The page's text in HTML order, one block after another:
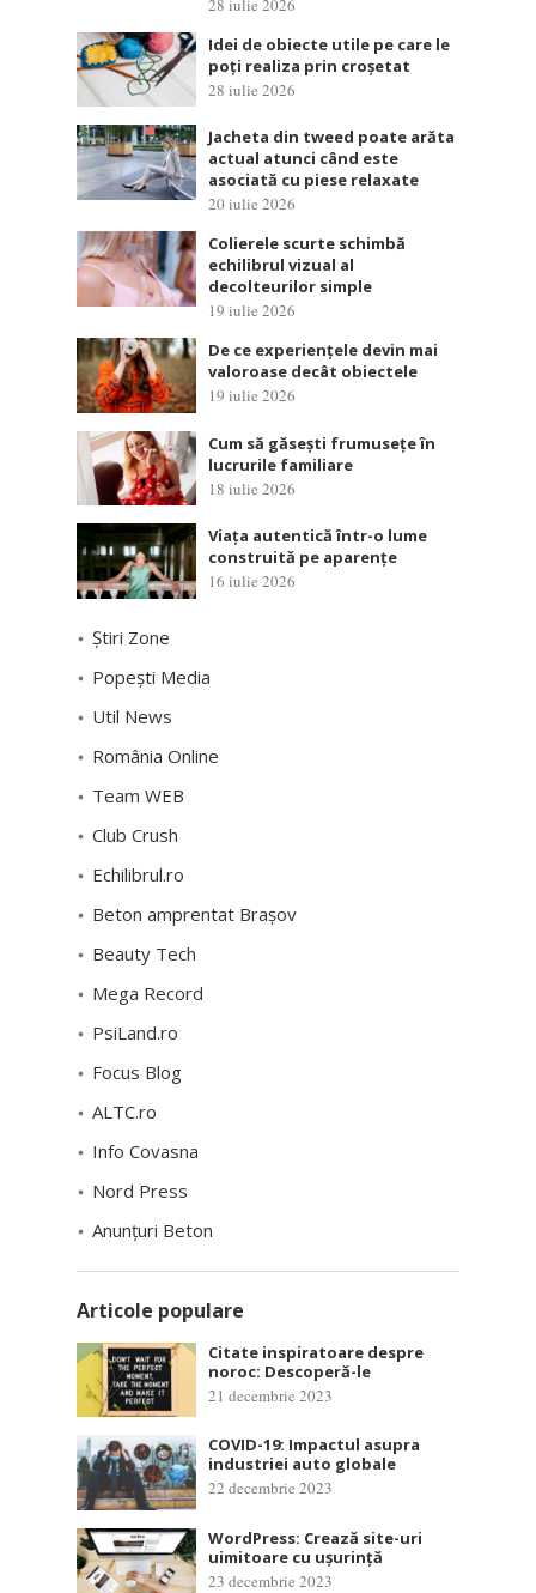
28 iulie 2026
Idei de obiecte utile pe care le
poți realiza prin croșetat
28 iulie 2026
Jacheta din tweed poate arăta
actual atunci când este
asociată cu piese relaxate
20 iulie 2026
Colierele scurte schimbă
echilibrul vizual al
decolteurilor simple
19 iulie 2026
De ce experiențele devin mai
valoroase decât obiectele
19 iulie 2026
Cum să găsești frumusețe în
lucrurile familiare
18 iulie 2026
Viața autentică într-o lume
construită pe aparențe
16 iulie 2026
Știri Zone
Popești Media
Util News
România Online
Team WEB
Club Crush
Echilibrul.ro
Beton amprentat Brașov
Beauty Tech
Mega Record
PsiLand.ro
Focus Blog
ALTC.ro
Info Covasna
Nord Press
Anunțuri Beton
Articole populare
Citate inspiratoare despre
noroc: Descoperă-le
21 decembrie 2023
COVID-19: Impactul asupra
industriei auto globale
22 decembrie 2023
WordPress: Crează site-uri
uimitoare cu ușurință
23 decembrie 2023